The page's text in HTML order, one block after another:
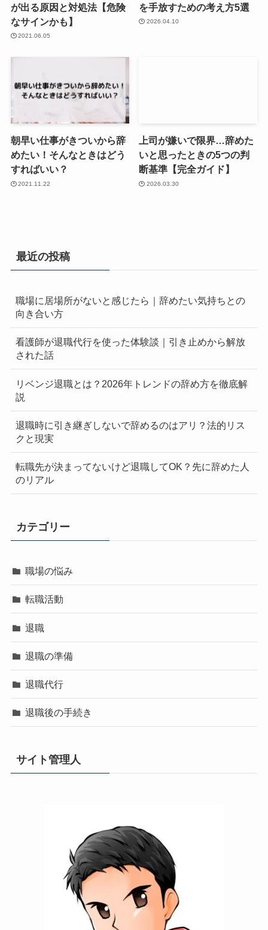
が出る原因と対処法【危険
なサインかも】
2021.06.05
を手放すための考え方5選
2026.04.10
朝早い仕事がきついから辞
めたい！そんなときはどう
すればいい？
2021.11.22
上司が嫌いで限界…辞めた
いと思ったときの5つの判
断基準【完全ガイド】
2026.03.30
最近の投稿
職場に居場所がないと感じたら｜辞めたい気持ちとの
向き合い方
看護師が退職代行を使った体験談｜引き止めから解放
された話
リベンジ退職とは？2026年トレンドの辞め方を徹底解
説
退職時に引き継ぎしないで辞めるのはアリ？法的リス
クと現実
転職先が決まってないけど退職してOK？先に辞めた人
のリアル
カテゴリー
職場の悩み
転職活動
退職
退職の準備
退職代行
退職後の手続き
サイト管理人